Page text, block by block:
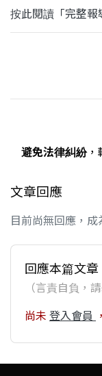
按此閱讀「完整報
避免法律糾紛，
文章回應
目前尚無回應，成
回應本篇文章
（言責自負，
尚未 登入會員